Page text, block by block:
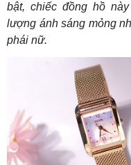
bật, chiếc đồng hồ
lượng ánh sáng mỏng
phái nữ.